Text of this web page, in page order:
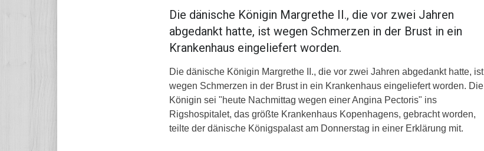
Die dänische Königin Margrethe II., die vor zwei Jahren
abgedankt hatte, ist wegen Schmerzen in der Brust in ein
Krankenhaus eingeliefert worden.
Die dänische Königin Margrethe II., die vor zwei Jahren abgedankt hatte, ist
wegen Schmerzen in der Brust in ein Krankenhaus eingeliefert worden. Die
Königin sei "heute Nachmittag wegen einer Angina Pectoris" ins
Rigshospitalet, das größte Krankenhaus Kopenhagens, gebracht worden,
teilte der dänische Königspalast am Donnerstag in einer Erklärung mit.